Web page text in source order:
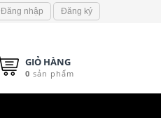
Đăng nhập Đăng ký
GIỎ HÀNG
0 sản phẩm